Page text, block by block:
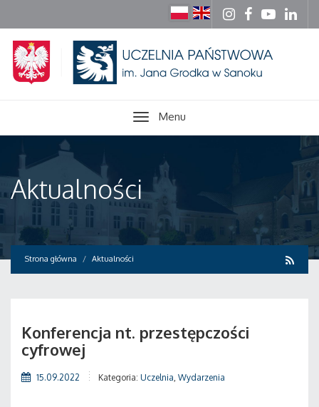
Menu
Aktualności
Strona główna Aktualności
Konferencja nt. przestępczości
cyfrowej
15.09.2022 Kategoria: Uczelnia, Wydarzenia